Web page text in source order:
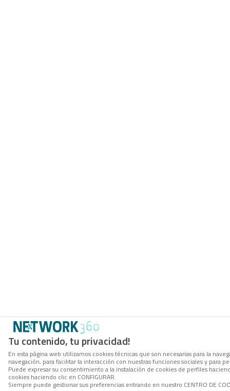
Tu contenido, tu privacidad!
En esta página web utilizamos cookies técnicas que son necesarias para la
navegación, para facilitar la interacción con nuestras funciones sociales y
Puede expresar su consentimiento a la instalación de cookies de perfiles
cookies haciendo clic en CONFIGURAR.
Siempre puede gestionar sus preferencias entrando en nuestro CENTRO DE